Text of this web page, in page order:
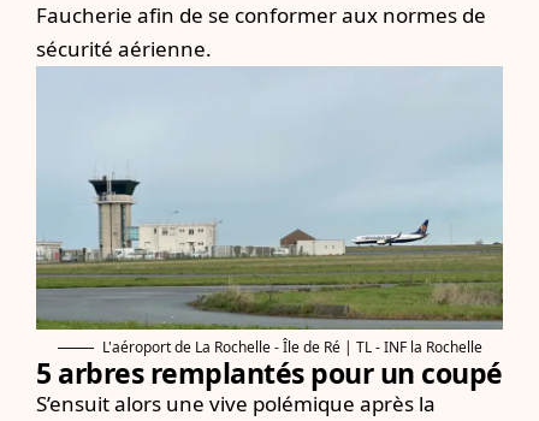
Faucherie afin de se conformer aux normes de
sécurité aérienne.
L'aéroport de La Rochelle - Île de Ré | TL - INF la Rochelle
5 arbres remplantés pour un coupé
S’ensuit alors une vive polémique après la